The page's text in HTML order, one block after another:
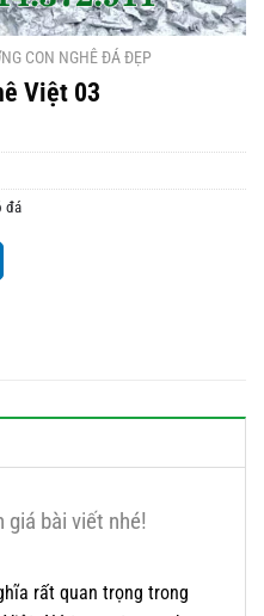
CON NGHÊ ĐÁ ĐẸP
Việt 03
đá
giá bài viết nhé!
rất quan trọng trong